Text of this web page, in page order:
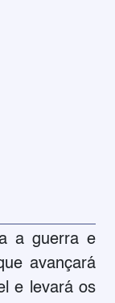
a guerra e
avançará
e levará os